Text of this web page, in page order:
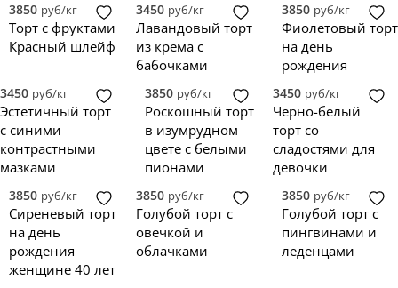
3850 руб/кг
Торт с фруктами
Красный шлейф
3450 руб/кг
Лавандовый торт
из крема с
бабочками
3850 руб/кг
Фиолетовый торт
на день
рождения
3450 руб/кг
Эстетичный торт
с синими
контрастными
мазками
3850 руб/кг
Роскошный торт
в изумрудном
цвете с белыми
пионами
3450 руб/кг
Черно-белый
торт со
сладостями для
девочки
3850 руб/кг
Сиреневый торт
на день
рождения
женщине 40 лет
3850 руб/кг
Голубой торт с
овечкой и
облачками
3850 руб/кг
Голубой торт с
пингвинами и
леденцами